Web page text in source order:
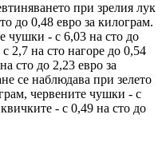
при зрелия лук
до 0,48 евро за килограм.
чушки - с 6,03 на сто до
2,7 на сто нагоре до 0,54
сто до 2,23 евро за
се наблюдава при зелето
червените чушки - с
- с 0,49 на сто до